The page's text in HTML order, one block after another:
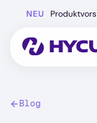
Hauptinhalt
NEU
Blog